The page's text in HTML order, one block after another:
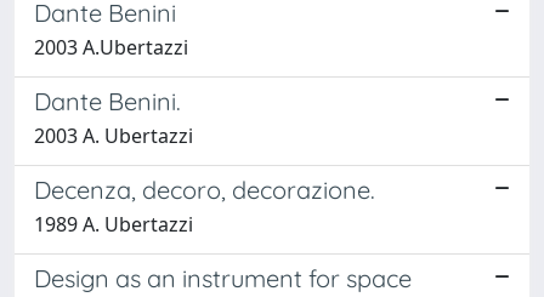
Dante Benini
2003 A.Ubertazzi
Dante Benini.
2003 A. Ubertazzi
Decenza, decoro, decorazione.
1989 A. Ubertazzi
Design as an instrument for space